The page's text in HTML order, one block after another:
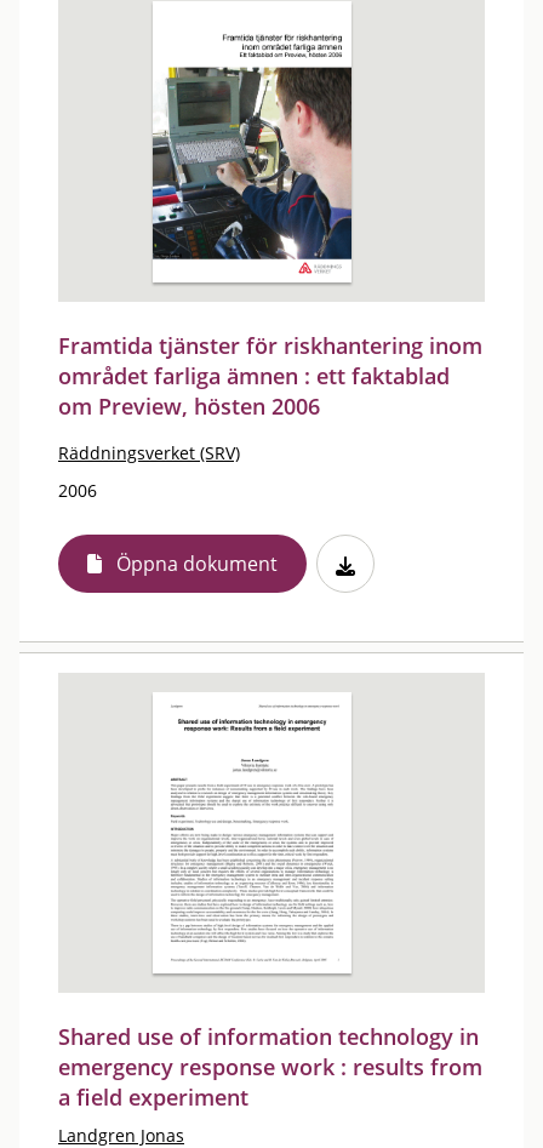
Framtida tjänster för riskhantering inom
området farliga ämnen : ett faktablad
om Preview, hösten 2006
Räddningsverket (SRV)
2006
Öppna dokument
Shared use of information technology in
emergency response work : results from
a field experiment
Landgren Jonas